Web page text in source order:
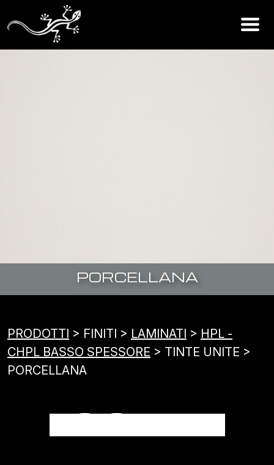
PORCELLANA
PRODOTTI > FINITI > LAMINATI > HPL -
CHPL BASSO SPESSORE > TINTE UNITE >
PORCELLANA
PORCELLANA